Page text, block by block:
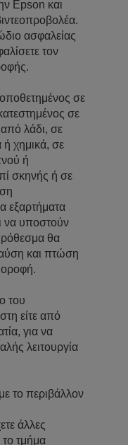
Epson και
ασφαλείας
τον
σε
σε
λάδι, σε
ή χημικά, σε
ή
σκηνής ή σε
εξαρτήματα
να υποστούν
θα
και πτώση
οροφή.
του
είτε από
για να
λειτουργία
το περιβάλλον
άλλες
το τμήμα